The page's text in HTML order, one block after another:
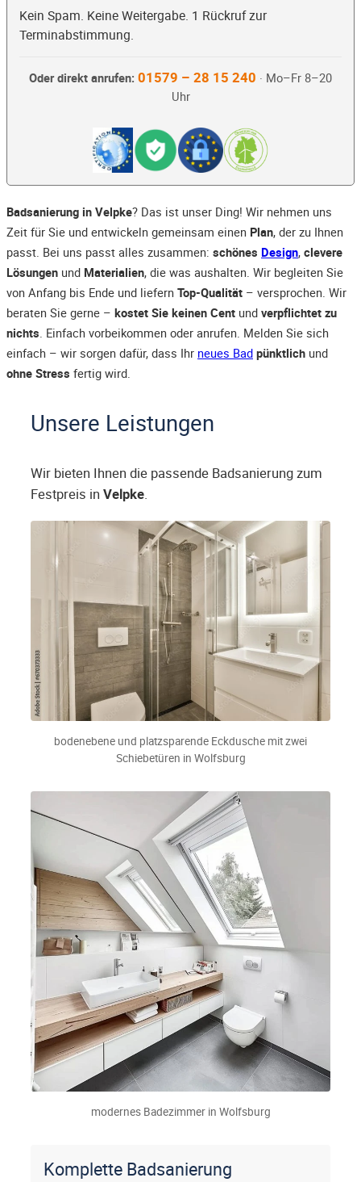
Kein Spam. Keine Weitergabe. 1 Rückruf zur
Terminabstimmung.
Oder direkt anrufen: 01579 – 28 15 240 · Mo–Fr 8–20
Uhr
Badsanierung in Velpke? Das ist unser Ding! Wir nehmen uns
Zeit für Sie und entwickeln gemeinsam einen Plan, der zu Ihnen
passt. Bei uns passt alles zusammen: schönes Design, clevere
Lösungen und Materialien, die was aushalten. Wir begleiten Sie
von Anfang bis Ende und liefern Top-Qualität – versprochen. Wir
beraten Sie gerne – kostet Sie keinen Cent und verpflichtet zu
nichts. Einfach vorbeikommen oder anrufen. Melden Sie sich
einfach – wir sorgen dafür, dass Ihr neues Bad pünktlich und
ohne Stress fertig wird.
Unsere Leistungen
Wir bieten Ihnen die passende Badsanierung zum
Festpreis in Velpke.
bodenebene und platzsparende Eckdusche mit zwei
Schiebetüren in Wolfsburg
modernes Badezimmer in Wolfsburg
Komplette Badsanierung